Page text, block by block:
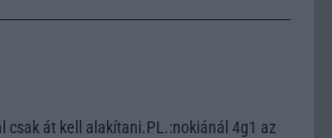
csak át kell alakítani.PL.:nokiánál 4g1 az